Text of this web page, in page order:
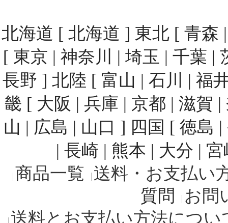
北海道 [ 北海道 ] 東北 [ 青森
[ 東京 | 神奈川 | 埼玉 | 千葉 |
長野 ] 北陸 [ 富山 | 石川 | 福
畿 [ 大阪 | 兵庫 | 京都 | 滋賀
山 | 広島 | 山口 ] 四国 [ 徳島
| 長崎 | 熊本 | 大分 |
商品一覧 送料・お支払い
質問
お問
送料とお支払い方法につい